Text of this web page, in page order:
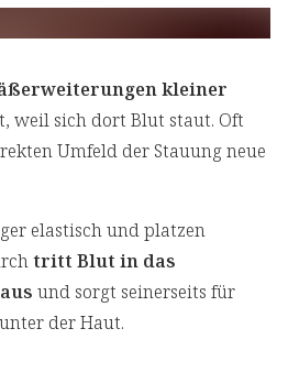
kleiner
weil sich dort Blut staut. Oft
Umfeld der Stauung neue
elastisch und platzen
tritt Blut in das
und sorgt seinerseits für
der Haut.